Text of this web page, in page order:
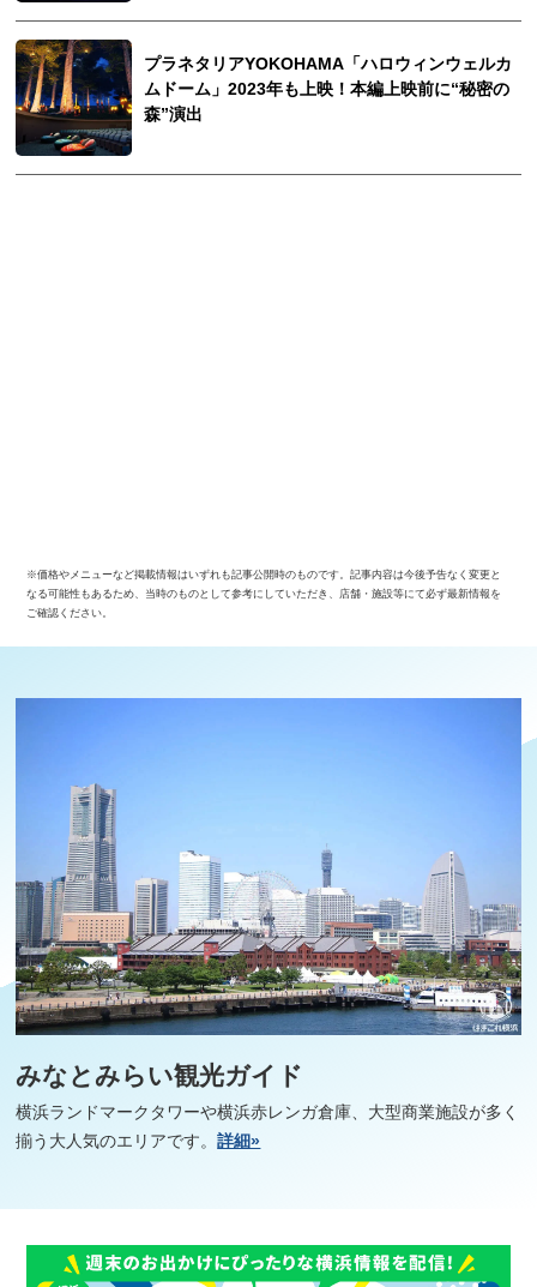
プラネタリアYOKOHAMA「ハロウィンウェルカ
ムドーム」2023年も上映！本編上映前に“秘密の
森”演出
※価格やメニューなど掲載情報はいずれも記事公開時のものです。記事内容は今後予告なく変更と
なる可能性もあるため、当時のものとして参考にしていただき、店舗・施設等にて必ず最新情報を
ご確認ください。
みなとみらい観光ガイド
横浜ランドマークタワーや横浜赤レンガ倉庫、大型商業施設が多く
揃う大人気のエリアです。詳細»